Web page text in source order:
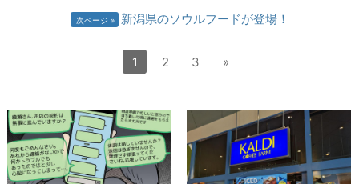
次ページ 新潟県のソウルフードが登場！
1 2 3 »